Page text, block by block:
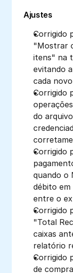
Ajustes
Corrigido
"Mostrar
itens" na
evitando
cada
Corrigido
do
Corrigido
quando o
débito
entre o
Corrigido
"Total
caixas
relatório
Corrigido
de